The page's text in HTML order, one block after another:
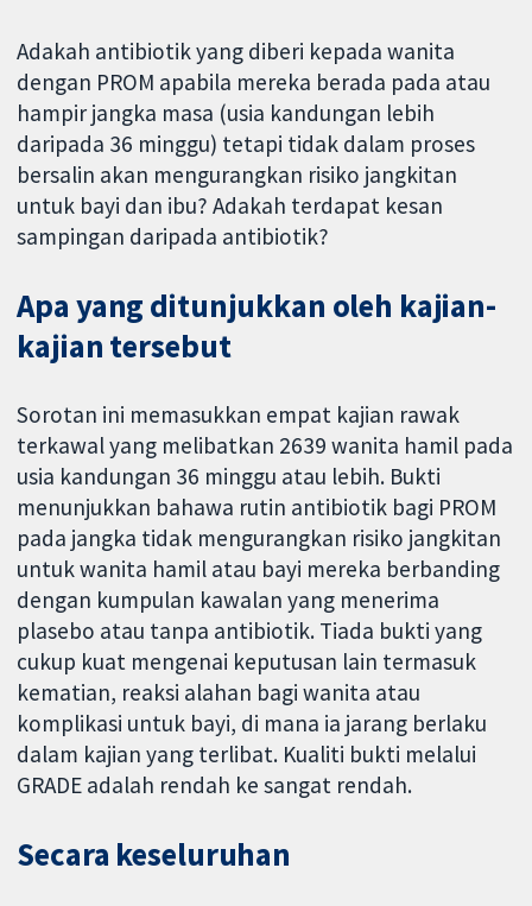
Adakah antibiotik yang diberi kepada wanita
dengan PROM apabila mereka berada pada atau
hampir jangka masa (usia kandungan lebih
daripada 36 minggu) tetapi tidak dalam proses
bersalin akan mengurangkan risiko jangkitan
untuk bayi dan ibu? Adakah terdapat kesan
sampingan daripada antibiotik?
Apa yang ditunjukkan oleh kajian-
kajian tersebut
Sorotan ini memasukkan empat kajian rawak
terkawal yang melibatkan 2639 wanita hamil pada
usia kandungan 36 minggu atau lebih. Bukti
menunjukkan bahawa rutin antibiotik bagi PROM
pada jangka tidak mengurangkan risiko jangkitan
untuk wanita hamil atau bayi mereka berbanding
dengan kumpulan kawalan yang menerima
plasebo atau tanpa antibiotik. Tiada bukti yang
cukup kuat mengenai keputusan lain termasuk
kematian, reaksi alahan bagi wanita atau
komplikasi untuk bayi, di mana ia jarang berlaku
dalam kajian yang terlibat. Kualiti bukti melalui
GRADE adalah rendah ke sangat rendah.
Secara keseluruhan